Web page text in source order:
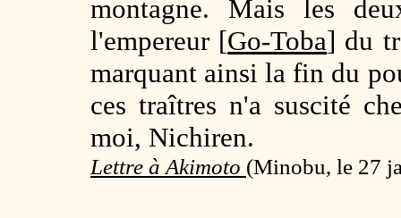
montagne. Mais les
l'empereur [Go-Toba] du
marquant ainsi la fin du
ces traîtres n'a suscité
moi, Nichiren.
Lettre à Akimoto (Minobu, le 27